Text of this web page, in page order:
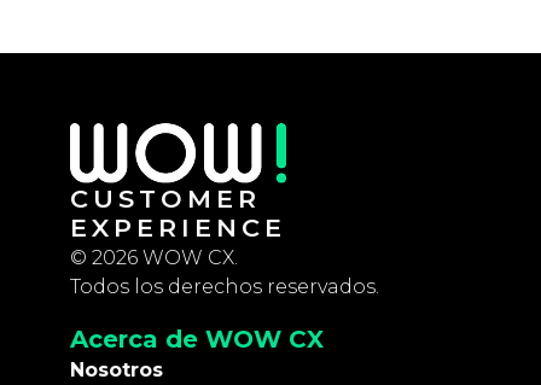
CUSTOMER
EXPERIENCE
© 2026 WOW CX.
Todos los derechos reservados.
Acerca de WOW CX
Nosotros